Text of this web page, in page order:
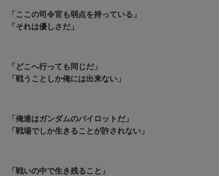
「ここの司令官も弱点を持っている」
「 それは優しさだ」
「どこへ行っても同じだ」
「戦うことしか俺には出来ない」
「俺達はガンダムのパイロットだ」
「戦場でしか生きることが許されない」
「戦いの中で生き残ること」